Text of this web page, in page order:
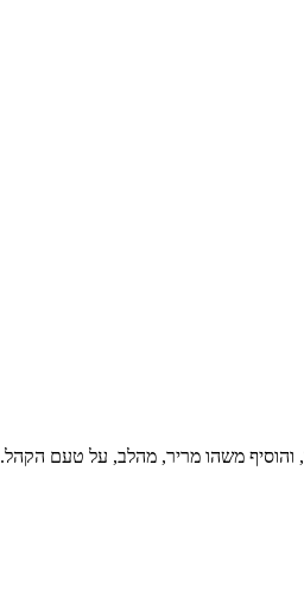
והוסיף משהו מריר, מהלב, על טעם הקהל.